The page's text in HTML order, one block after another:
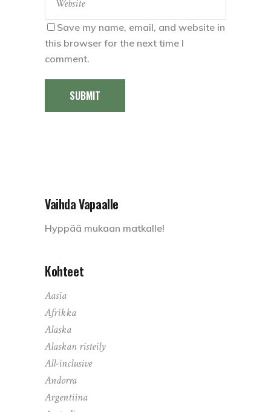
Save my name, email, and website in
this browser for the next time I
comment.
SUBMIT
Vaihda Vapaalle
Hyppää mukaan matkalle!
Kohteet
Aasia
Afrikka
Alaska
Alaskan risteily
All-inclusive
Andorra
Argentiina